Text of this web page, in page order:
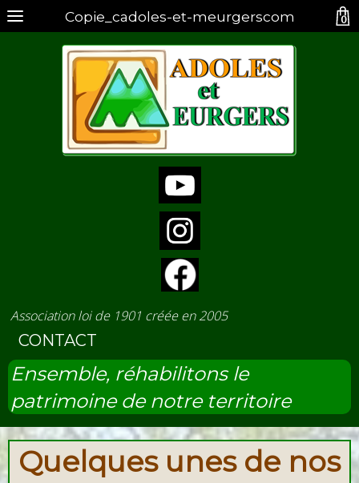
Copie_cadoles-et-meurgerscom
Association loi de 1901 créée en 2005
CONTACT
Ensemble, réhabilitons le
patrimoine de notre territoire
Quelques unes de nos
0